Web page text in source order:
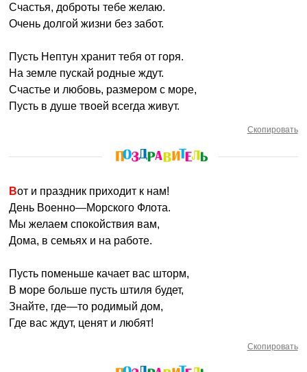
Счастья, доброты тебе желаю.
Очень долгой жизни без забот.
Пусть Нептун хранит тебя от горя.
На земле пускай родные ждут.
Счастье и любовь, размером с море,
Пусть в душе твоей всегда живут.
Скопировать
Вот и праздник приходит к нам!
День Военно—Морского Флота.
Мы желаем спокойствия вам,
Дома, в семьях и на работе.
Пусть поменьше качает вас шторм,
В море больше пусть штиля будет,
Знайте, где—то родимый дом,
Где вас ждут, ценят и любят!
Скопировать